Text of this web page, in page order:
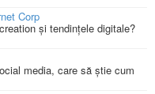
Corp
și tendințele digitale?
media, care să știe cum